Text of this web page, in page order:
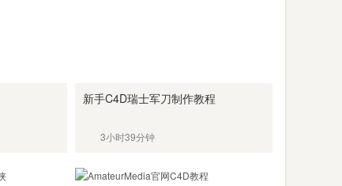
新手C4D瑞士军刀制作教程
3小时39分钟